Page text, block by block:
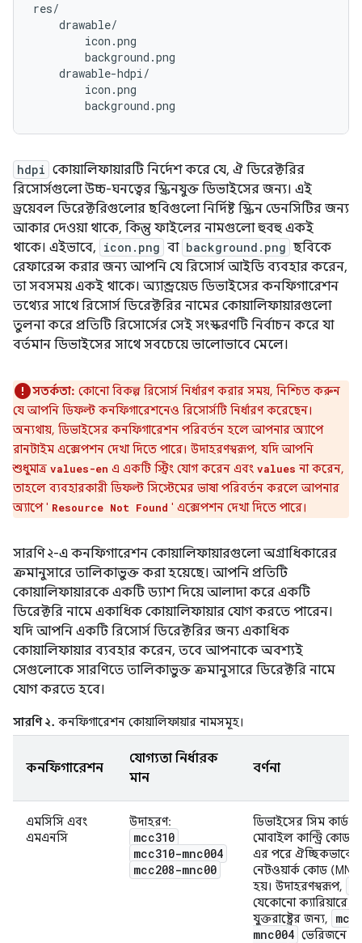
res/
    drawable/
        icon.png
        background.png
    drawable-hdpi/
        icon.png
hdpi কোয়ালিফায়ারটি নির্দেশ করে যে, ঐ ডিরেক্টরির
রিসোর্সগুলো উচ্চ-ঘনত্বের স্ক্রিনযুক্ত ডিভাইসের জন্য। এই
ড্রয়েবল ডিরেক্টরিগুলোর ছবিগুলো নির্দিষ্ট স্ক্রিন ডেনসিটির জন্য
আকার দেওয়া থাকে, কিন্তু ফাইলের নামগুলো হুবহু একই
থাকে। এইভাবে, icon.png বা background.png ছবিকে
রেফারেন্স করার জন্য আপনি যে রিসোর্স আইডি ব্যবহার করেন,
তা সবসময় একই থাকে। অ্যান্ড্রয়েড ডিভাইসের কনফিগারেশন
তথ্যের সাথে রিসোর্স ডিরেক্টরির নামের কোয়ালিফায়ারগুলো
তুলনা করে প্রতিটি রিসোর্সের সেই সংস্করণটি নির্বাচন করে যা
বর্তমান ডিভাইসের সাথে সবচেয়ে ভালোভাবে মেলে।
সতর্কতা: কোনো বিকল্প রিসোর্স নির্ধারণ করার সময়, নিশ্চিত করুন
যে আপনি ডিফল্ট কনফিগারেশনেও রিসোর্সটি নির্ধারণ করেছেন।
অন্যথায়, ডিভাইসের কনফিগারেশন পরিবর্তন হলে আপনার অ্যাপে
রানটাইম এক্সেপশন দেখা দিতে পারে। উদাহরণস্বরূপ, যদি আপনি
শুধুমাত্র values-en এ একটি স্ট্রিং যোগ করেন এবং values না করেন,
তাহলে ব্যবহারকারী ডিফল্ট সিস্টেমের ভাষা পরিবর্তন করলে আপনার
অ্যাপে ' Resource Not Found ' এক্সেপশন দেখা দিতে পারে।
সারণি ২-এ কনফিগারেশন কোয়ালিফায়ারগুলো অগ্রাধিকারের
ক্রমানুসারে তালিকাভুক্ত করা হয়েছে। আপনি প্রতিটি
কোয়ালিফায়ারকে একটি ড্যাশ দিয়ে আলাদা করে একটি
ডিরেক্টরি নামে একাধিক কোয়ালিফায়ার যোগ করতে পারেন।
যদি আপনি একটি রিসোর্স ডিরেক্টরির জন্য একাধিক
কোয়ালিফায়ার ব্যবহার করেন, তবে আপনাকে অবশ্যই
সেগুলোকে সারণিতে তালিকাভুক্ত ক্রমানুসারে ডিরেক্টরি নামে
যোগ করতে হবে।
সারণি ২. কনফিগারেশন কোয়ালিফায়ার নামসমূহ।
কনফিগারেশন
যোগ্যতা নির্ধারক
মান
বর্ণনা
এমসিসি এবং
এমএনসি
উদাহরণ:
mcc310
mcc310-mnc004
mcc208-mnc00
ডিভাইসের সিম কার্ড
মোবাইল কান্ট্রি কোড
এর পরে ঐচ্ছিকভাবে
নেটওয়ার্ক কোড
হয়। উদাহরণস্বরূপ,
যেকোনো ক্যারিয়ারে
যুক্তরাষ্ট্রের জন্য,
mnc004 ভেরিজনে